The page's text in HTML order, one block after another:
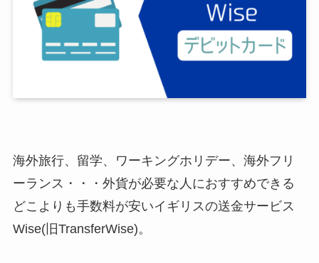
海外旅行、留学、ワーキングホリデー、海外フリ
ーランス・・・外貨が必要な人におすすめできる
どこよりも手数料が安いイギリスの送金サービス
Wise(旧TransferWise)。